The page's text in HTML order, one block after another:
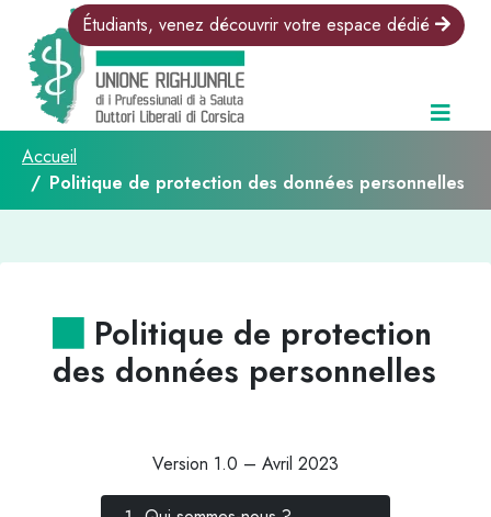
Étudiants, venez découvrir votre espace dédié
Accueil
Politique de protection des données personnelles
Politique de protection
des données personnelles
Version 1.0 – Avril 2023